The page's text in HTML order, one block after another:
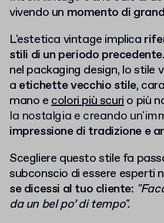
vivendo un momento di
L'estetica vintage implica
stili di un periodo precedente
nel packaging design, lo stile
a etichette vecchio stile,
mano ecolori più scurio più
la nostalgia e creando
impressione di tradizione e
Scegliere questo stile fa
subconscio di essere esperti
se dicessi al tuo cliente:
da un bel po’ di tempo".